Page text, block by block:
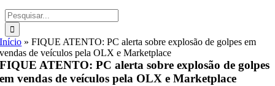
Buscar
resultados
para:
Início »FIQUE ATENTO: PC alerta sobre explosão de golpes em
vendas de veículos pela OLX e Marketplace
FIQUE ATENTO: PC alerta sobre explosão de golpes
em vendas de veículos pela OLX e Marketplace